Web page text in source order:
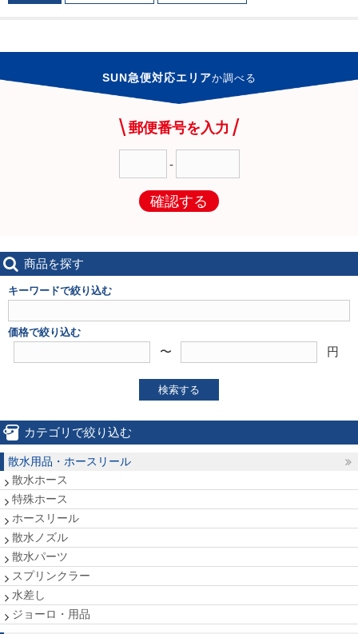
SUN急便対応エリアか調べる
郵便番号を入力
-
確認する
商品を探す
キーワードで絞り込む
価格で絞り込む
〜 円
検索する
カテゴリで絞り込む
散水用品・ホースリール
散水ホース
特殊ホース
ホースリール
散水ノズル
散水パーツ
スプリンクラー
水差し
ジョーロ・用品